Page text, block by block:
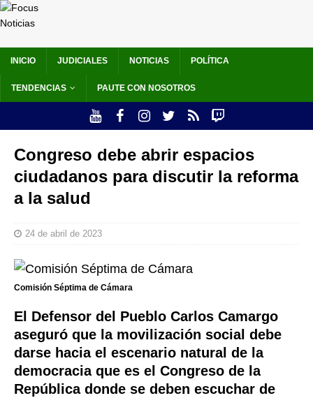
INICIO JUDICIALES NOTICIAS POLÍTICA
TENDENCIAS PAUTE CON NOSOTROS
Congreso debe abrir espacios
ciudadanos para discutir la reforma
a la salud
24 de abril de 2023
Comisión Séptima de Cámara
El Defensor del Pueblo Carlos Camargo
aseguró que la movilización social debe
darse hacia el escenario natural de la
democracia que es el Congreso de la
República donde se deben escuchar de